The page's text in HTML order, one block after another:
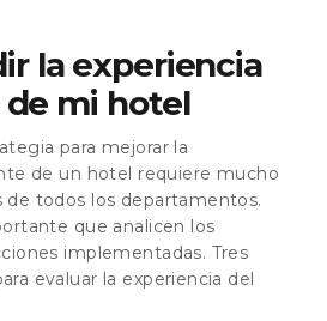
la experiencia
mi hotel
para mejorar la
de un hotel requiere mucho
de todos los departamentos.
que analicen los
implementadas. Tres
evaluar la experiencia del